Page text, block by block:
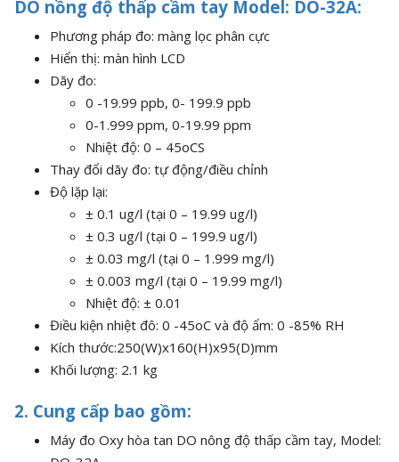
DO nồng độ thấp cầm tay Model: DO-32A:
Phương pháp đo: màng lọc phân cực
Hiển thị: màn hình LCD
Dãy đo:
0 -19.99 ppb, 0- 199.9 ppb
0-1.999 ppm, 0-19.99 ppm
Nhiệt độ: 0 – 45oCS
Thay đổi dãy đo: tự động/điều chỉnh
Độ lặp lại:
± 0.1 ug/l (tại 0 – 19.99 ug/l)
± 0.3 ug/l (tại 0 – 199.9 ug/l)
± 0.03 mg/l (tại 0 – 1.999 mg/l)
± 0.003 mg/l (tại 0 – 19.99 mg/l)
Nhiệt độ: ± 0.01
Điều kiện nhiệt đô: 0 -45oC và độ ẩm: 0 -85% RH
Kích thước:250(W)x160(H)x95(D)mm
Khối lượng: 2.1 kg
2. Cung cấp bao gồm:
Máy đo Oxy hòa tan DO nông độ thấp cầm tay, Model: